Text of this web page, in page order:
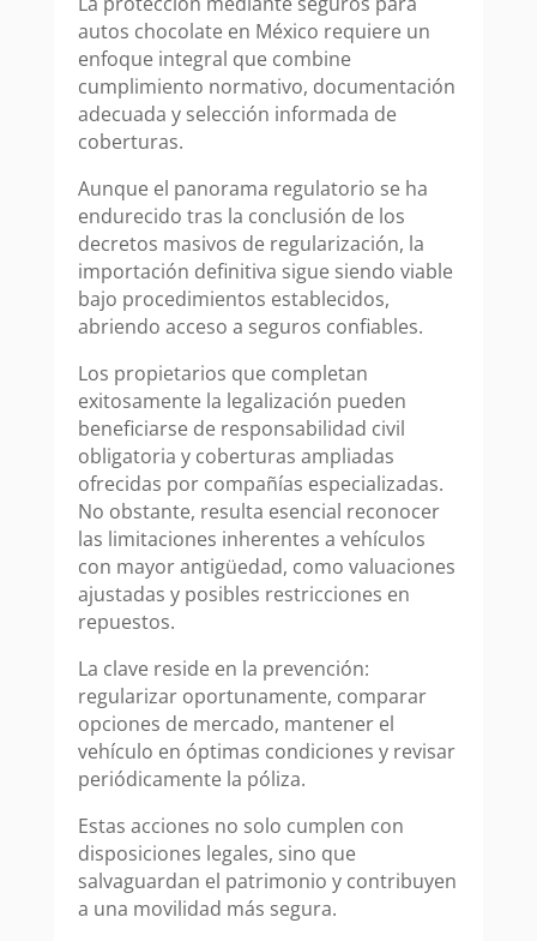
autos chocolate en México requiere un
enfoque integral que combine
cumplimiento normativo, documentación
adecuada y selección informada de
coberturas.
Aunque el panorama regulatorio se ha
endurecido tras la conclusión de los
decretos masivos de regularización, la
importación definitiva sigue siendo viable
bajo procedimientos establecidos,
abriendo acceso a seguros confiables.
Los propietarios que completan
exitosamente la legalización pueden
beneficiarse de responsabilidad civil
obligatoria y coberturas ampliadas
ofrecidas por compañías especializadas.
No obstante, resulta esencial reconocer
las limitaciones inherentes a vehículos
con mayor antigüedad, como valuaciones
ajustadas y posibles restricciones en
repuestos.
La clave reside en la prevención:
regularizar oportunamente, comparar
opciones de mercado, mantener el
vehículo en óptimas condiciones y revisar
periódicamente la póliza.
Estas acciones no solo cumplen con
disposiciones legales, sino que
salvaguardan el patrimonio y contribuyen
a una movilidad más segura.